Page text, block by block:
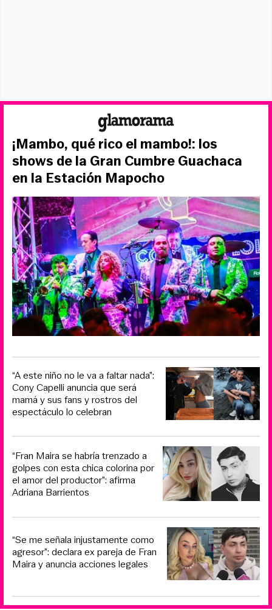
¡Mambo, qué rico el mambo!: los
shows de la Gran Cumbre Guachaca
en la Estación Mapocho
“A este niño no le va a faltar nada”:
Cony Capelli anuncia que será
mamá y sus fans y rostros del
espectáculo lo celebran
“Fran Maira se habría trenzado a
golpes con esta chica colorina por
el amor del productor”: afirma
Adriana Barrientos
“Se me señala injustamente como
agresor”: declara ex pareja de Fran
Maira y anuncia acciones legales